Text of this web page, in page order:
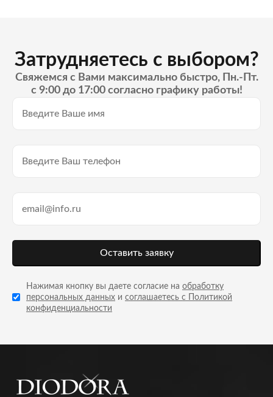
Затрудняетесь с выбором?
Свяжемся с Вами максимально быстро, Пн.-Пт.
с 9:00 до 17:00 согласно графику работы!
Оставить заявку
Нажимая кнопку вы даете согласие на обработку
персональных данных и соглашаетесь с Политикой
конфиденциальности